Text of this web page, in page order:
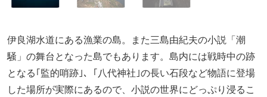
伊良湖水道にある漁業の島。また三島由紀夫の小説「潮
騒」の舞台となった島でもあります。島内には戦時中の跡
となる｢監的哨跡｣、｢八代神社｣の長い石段など物語に登場
した場所が実際にあるので、小説の世界にどっぷり浸るこ